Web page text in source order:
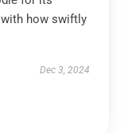
with how swiftly
Dec 3, 2024